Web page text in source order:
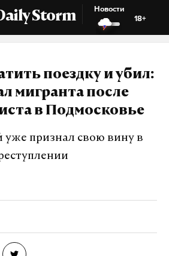
Storm
Новости
18+
поездку и убил:
мигранта после
в Подмосковье
признал свою вину в